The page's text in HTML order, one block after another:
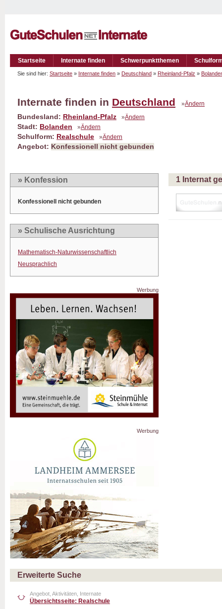
Startseite Internate finden Schwerpunktthemen
Sie sind hier: Startseite » Internate finden » Deutschland » Rheinland-Pfalz »
Internate finden in Deutschland »Ändern
Bundesland: Rheinland-Pfalz »Ändern
Stadt: Bolanden »Ändern
Schulform: Realschule »Ändern
Angebot: Konfessionell nicht gebunden
» Konfession
Konfessionell nicht gebunden
» Schulische Ausrichtung
Mathematisch-Naturwissenschaftlich
Neusprachlich
Werbung
Werbung
1 Internat
Erweiterte Suche
Angebot, Aktivitäten, Internate
Übersichtsseite: Realschule